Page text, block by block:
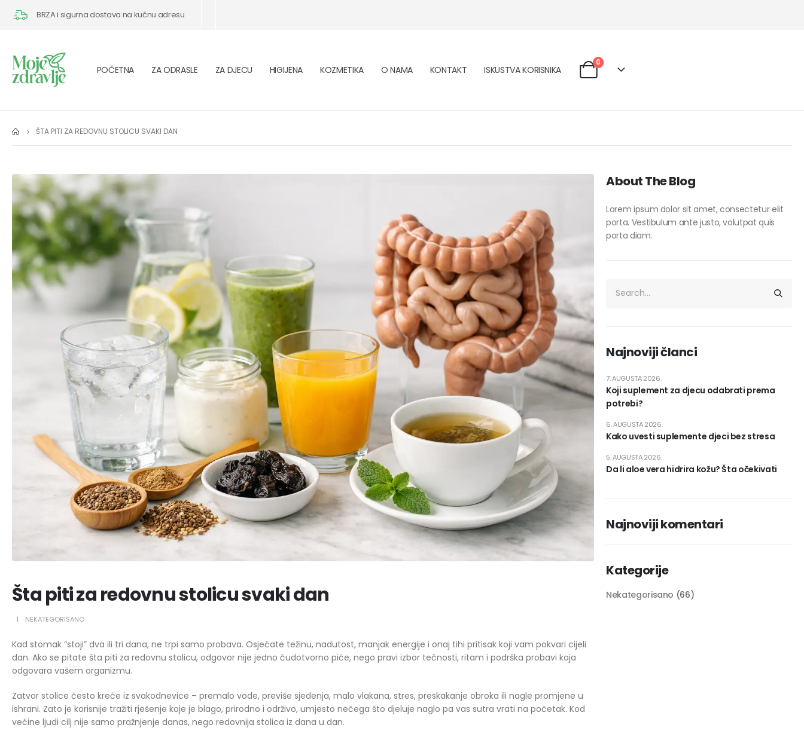
BRZA i sigurna dostava na kućnu adresu
POČETNA ZA ODRASLE ZA DJECU HIGIJENA KOZMETIKA O NAMA KONTAKT ISKUSTVA KORISNIKA
0
ŠTA PITI ZA REDOVNU STOLICU SVAKI DAN
Šta piti za redovnu stolicu svaki dan
NEKATEGORISANO
Kad stomak “stoji” dva ili tri dana, ne trpi samo probava. Osjećate težinu, nadutost, manjak energije i onaj tihi pritisak koji vam pokvari cijeli
dan. Ako se pitate šta piti za redovnu stolicu, odgovor nije jedno čudotvorno piće, nego pravi izbor tečnosti, ritam i podrška probavi koja
odgovara vašem organizmu.
Zatvor stolice često kreće iz svakodnevice – premalo vode, previše sjedenja, malo vlakana, stres, preskakanje obroka ili nagle promjene u
ishrani. Zato je korisnije tražiti rješenje koje je blago, prirodno i održivo, umjesto nečega što djeluje naglo pa vas sutra vrati na početak. Kod
većine ljudi cilj nije samo pražnjenje danas, nego redovnija stolica iz dana u dan.
About The Blog
Lorem ipsum dolor sit amet, consectetur elit
porta. Vestibulum ante justo, volutpat quis
porta diam.
Najnoviji članci
Koji suplement za djecu odabrati prema
potrebi?
7. AUGUSTA 2026.
Kako uvesti suplemente djeci bez stresa
6. AUGUSTA 2026.
Da li aloe vera hidrira kožu? Šta očekivati
5. AUGUSTA 2026.
Najnoviji komentari
Kategorije
Nekategorisano (66)